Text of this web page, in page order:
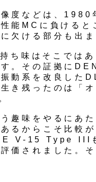
度などは、1980
能MCに負ける
欠ける部分も出ま
ち味はそこでは
す。その証拠に
動系を改良した
き残ったのは「
趣味をやるにあ
るからこそ比較
V-15 Type
価されました。